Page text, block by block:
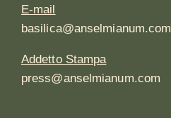
E-mail
basilica@anselmianum.com
Addetto Stampa
press@anselmianum.com